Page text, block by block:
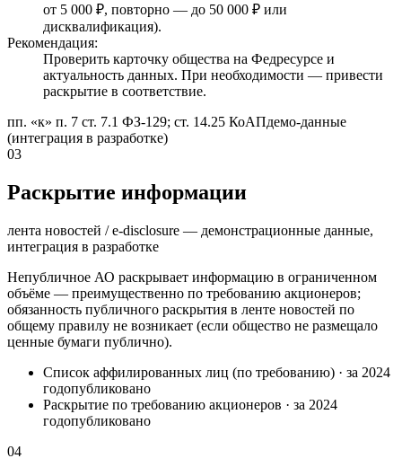
от 5 000 ₽, повторно — до 50 000 ₽ или
дисквалификация).
Рекомендация:
Проверить карточку общества на Федресурсе и
актуальность данных. При необходимости — привести
раскрытие в соответствие.
пп. «к» п. 7 ст. 7.1 ФЗ-129; ст. 14.25 КоАПдемо-данные
(интеграция в разработке)
03
Раскрытие информации
лента новостей / e-disclosure — демонстрационные данные,
интеграция в разработке
Непубличное АО раскрывает информацию в ограниченном
объёме — преимущественно по требованию акционеров;
обязанность публичного раскрытия в ленте новостей по
общему правилу не возникает (если общество не размещало
ценные бумаги публично).
Список аффилированных лиц (по требованию) · за 2024
годопубликовано
Раскрытие по требованию акционеров · за 2024
годопубликовано
04